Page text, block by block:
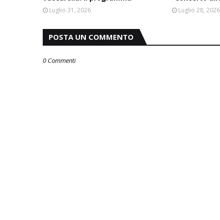
Luglio 31, 2026 Luglio 28, 2026
POSTA UN COMMENTO
0 Commenti